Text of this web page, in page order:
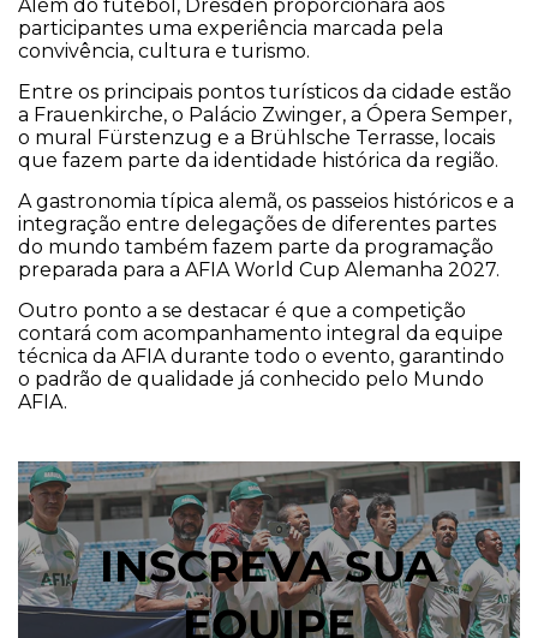
Além do futebol, Dresden proporcionará aos
participantes uma experiência marcada pela
convivência, cultura e turismo.
Entre os principais pontos turísticos da cidade estão
a Frauenkirche, o Palácio Zwinger, a Ópera Semper,
o mural Fürstenzug e a Brühlsche Terrasse, locais
que fazem parte da identidade histórica da região.
A gastronomia típica alemã, os passeios históricos e a
integração entre delegações de diferentes partes
do mundo também fazem parte da programação
preparada para a AFIA World Cup Alemanha 2027.
Outro ponto a se destacar é que a competição
contará com acompanhamento integral da equipe
técnica da AFIA durante todo o evento, garantindo
o padrão de qualidade já conhecido pelo Mundo
AFIA.
INSCREVA SUA
EQUIPE